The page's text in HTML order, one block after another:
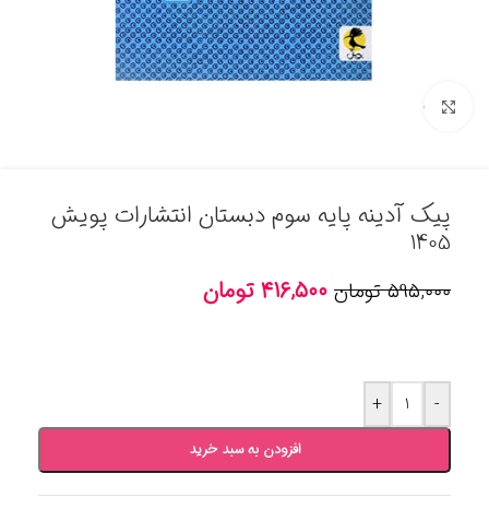
برای بزرگنمایی کلیک کنید
پیک آدینه پایه سوم دبستان انتشارات پویش
1405
۵۹۵,۰۰۰ تومان ۴۱۶,۵۰۰تومان
-
+
افزودن به سبد خرید